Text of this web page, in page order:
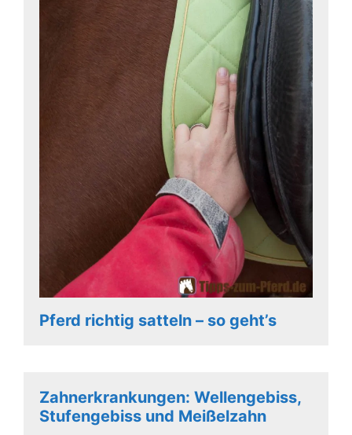
Pferd richtig satteln – so geht’s
Zahnerkrankungen: Wellengebiss,
Stufengebiss und Meißelzahn